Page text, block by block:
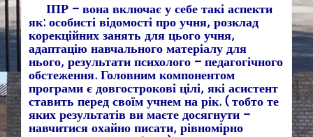
ІПР – вона включає у себе такі аспекти
як: особисті відомості про учня, розклад
корекційних занять для цього учня,
адаптацію навчального матеріалу для
нього, результати психолого – педагогічного
обстеження. Головним компонентом
програми є довгострокові цілі, які асистент
ставить перед своїм учнем на рік. ( тобто те
яких результатів ви маєте досягнути –
навчитися охайно писати, рівномірно